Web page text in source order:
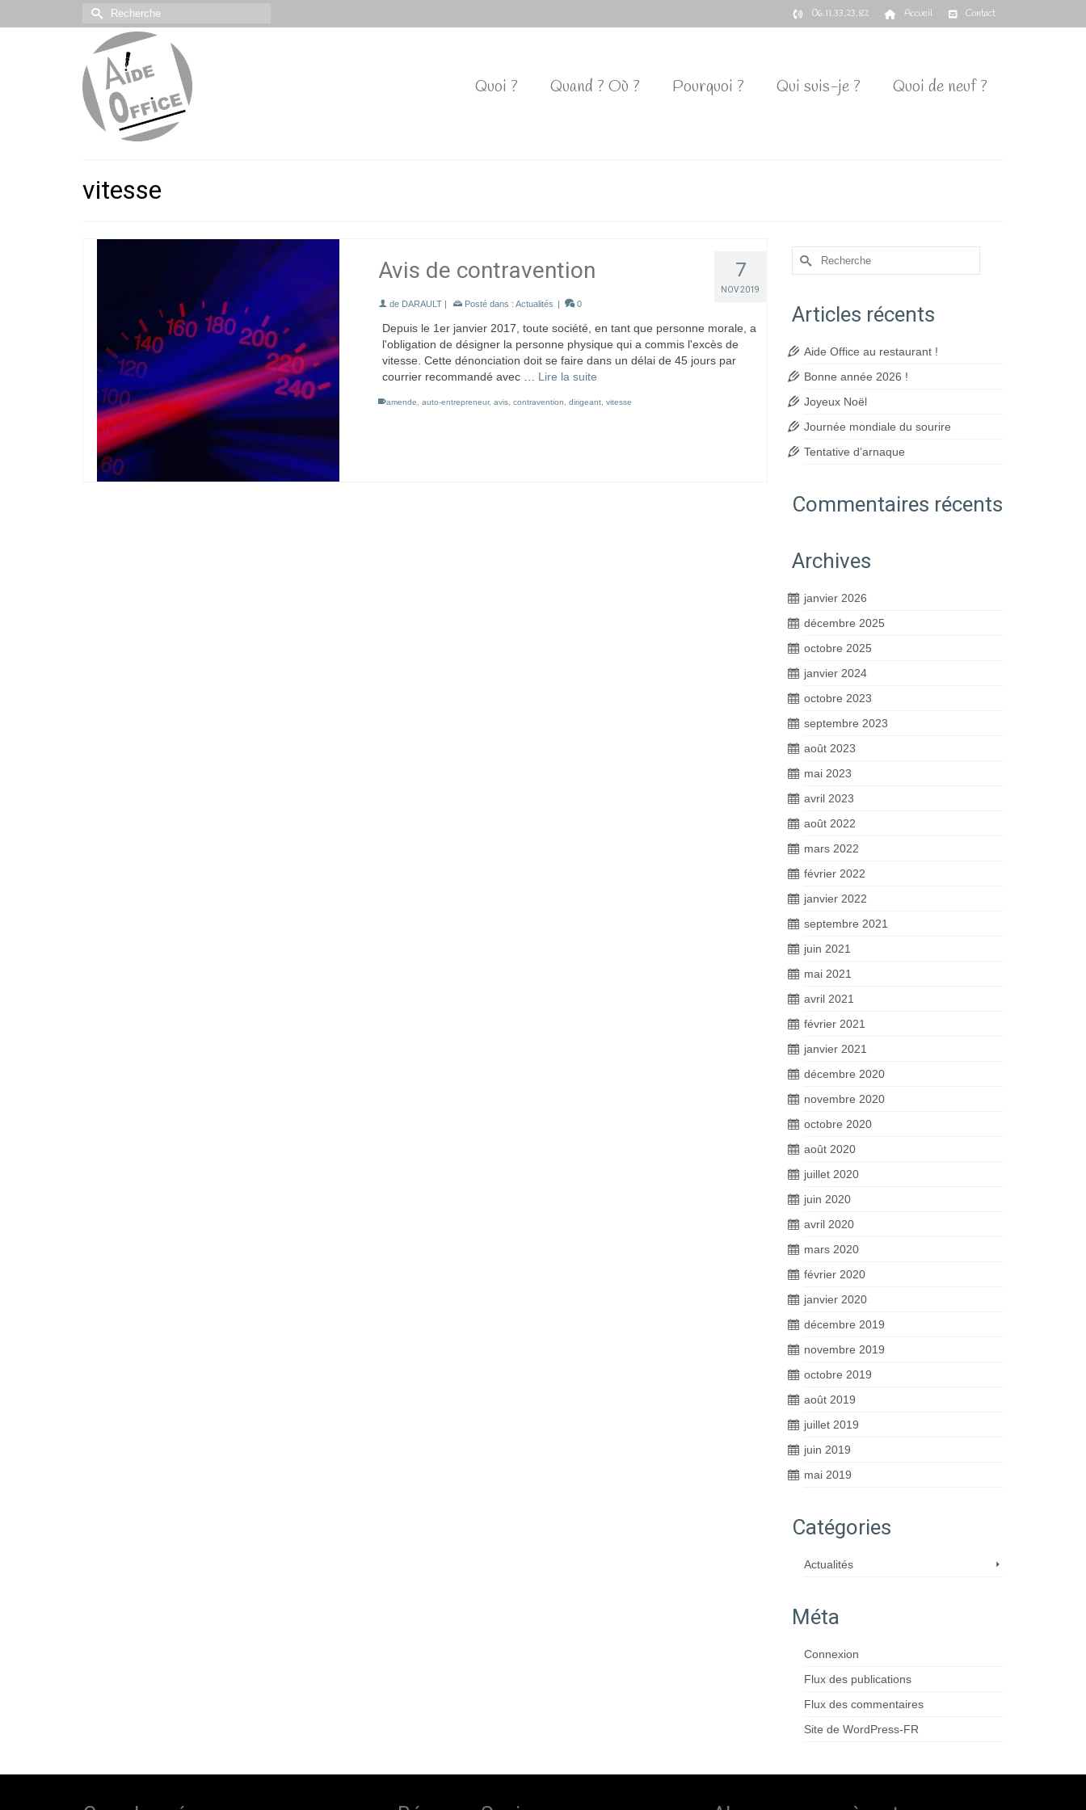
06.11.33.23.82 Accueil Contact
Rechercher :
Quoi ? Quand ? Où ? Pourquoi ? Qui suis-je ? Quoi de neuf ?
vitesse
7
NOV 2019
Avis de contravention
de DARAULT | Posté dans : Actualités | 0
Depuis le 1er janvier 2017, toute société, en tant que personne morale, a
l'obligation de désigner la personne physique qui a commis l'excès de
vitesse. Cette dénonciation doit se faire dans un délai de 45 jours par
courrier recommandé avec … Lire la suite
amende auto-entrepreneur, avis, contravention dirigeant, vitesse
Rechercher :
Articles récents
Aide Office au restaurant !
Bonne année 2026 !
Joyeux Noël
Journée mondiale du sourire
Tentative d’arnaque
Commentaires récents
Archives
janvier 2026
décembre 2025
octobre 2025
janvier 2024
octobre 2023
septembre 2023
août 2023
mai 2023
avril 2023
août 2022
mars 2022
février 2022
janvier 2022
septembre 2021
juin 2021
mai 2021
avril 2021
février 2021
janvier 2021
décembre 2020
novembre 2020
octobre 2020
août 2020
juillet 2020
juin 2020
avril 2020
mars 2020
février 2020
janvier 2020
décembre 2019
novembre 2019
octobre 2019
août 2019
juillet 2019
juin 2019
mai 2019
Catégories
Actualités
Méta
Connexion
Flux des publications
Flux des commentaires
Site de WordPress-FR